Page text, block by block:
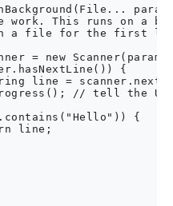
work. This runs on a
a file for the first
= new
{
line =
// tell the
{
line;